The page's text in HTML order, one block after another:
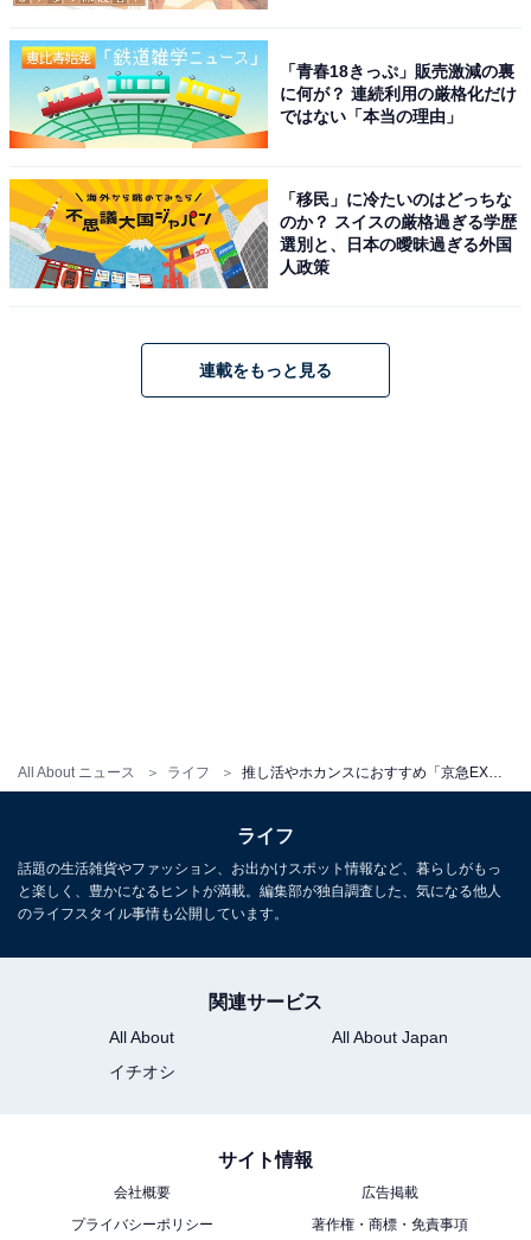
All About ニュース ライフ
横浜駅西口の超高層ビル「ザ ヨコハマ フロン
フェ＆バー
「青春18きっぷ」販売激減の裏
に何が？ 連続利用の厳格化だけ
ではない「本当の理由」
「移民」に冷たいのはどっちな
のか？ スイスの厳格過ぎる学歴
選別と、日本の曖昧過ぎる外国
人政策
連載をもっと見る
ライフ
話題の生活雑貨やファッション、お出かけスポット情報など、暮らしがもっ
と楽しく、豊かになるヒントが満載。編集部が独自調査した、気になる他人
のライフスタイル事情も公開しています。
関連サービス
All About
All About Japan
イチオシ
サイト情報
会社概要
広告掲載
プライバシーポリシー
著作権・商標・免責事項